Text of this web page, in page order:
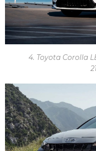
4. Toyota Corolla